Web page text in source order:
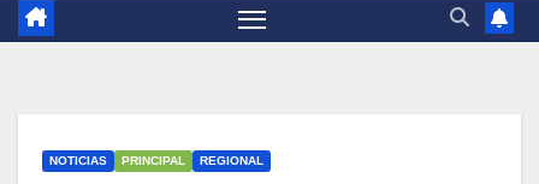
NOTICIAS PRINCIPAL REGIONAL